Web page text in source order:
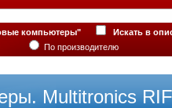
компьютеры"
Искать в
По производителю
Multitronics